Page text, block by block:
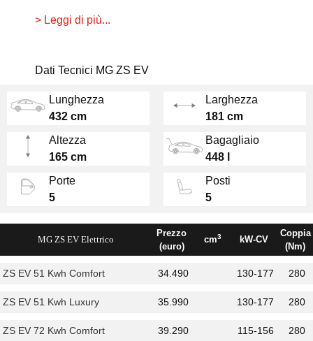
piuttosto scattante: passa da 0-100 km/h in
della variante benzina.
batteria: 51 kWh e 72 kWh, con autonomia
nel ciclo WLTP di 320 e 440 km. la versione
con batteria più capiente costa 4.000 euro in
più, dunque per l'utilizzo cittadino o comunque
sulla ZS EV 51 kW.
V2L (Vehicle to Load) che consente di
dispositivi esterni attraverso la batteria
dell'auto, come ad esempio una bici elettrica.
> Leggi di più...
Dati Tecnici MG ZS EV
Lunghezza
432 cm
Larghezza
181 cm
Altezza
165 cm
Bagagliaio
448 l
Porte
5
Posti
5
MG ZS EV Elettrico
Prezzo
(euro)
cm3 kW-CV
Coppia
(Nm)
ZS EV 51 Kwh Comfort 34.490 130-177 280
ZS EV 51 Kwh Luxury 35.990 130-177 280
ZS EV 72 Kwh Comfort 39.290 115-156 280